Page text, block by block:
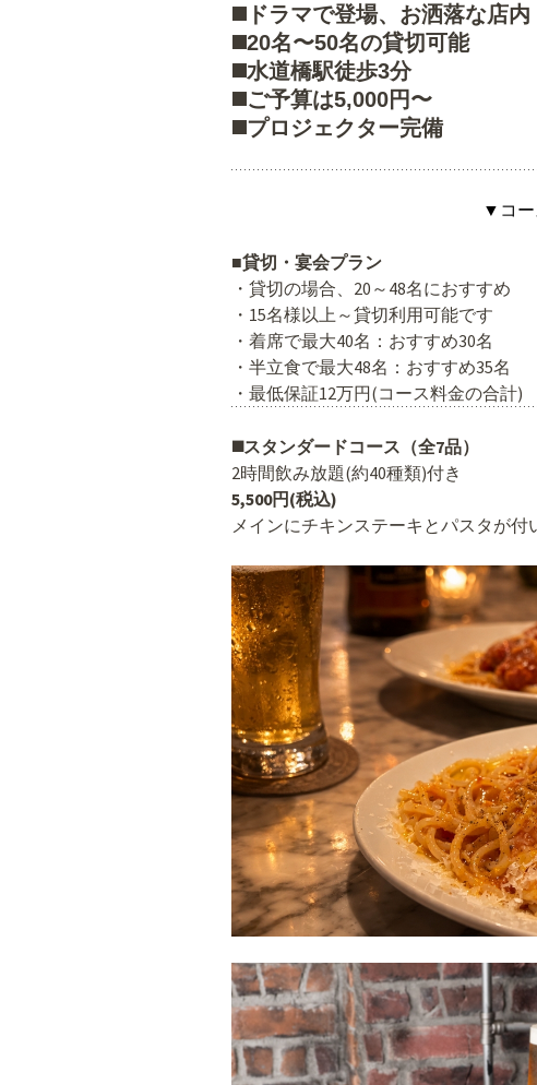
◼️ドラマで登場、お洒落な店内
◼️20名〜50名の貸切可能
◼️水道橋駅徒歩3分
◼️ご予算は5,000円〜
◼️プロジェクター完備
▼コ
■貸切・宴会プラン
・貸切の場合、20～48名におすすめ
・15名様以上～貸切利用可能です
・着席で最大40名：おすすめ30名
・半立食で最大48名：おすすめ35名
・最低保証12万円(コース料金の合計)
◼️スタンダードコース（全7品）
2時間飲み放題(約40種類)付き
5,500円(税込)
メインにチキンステーキとパスタが付